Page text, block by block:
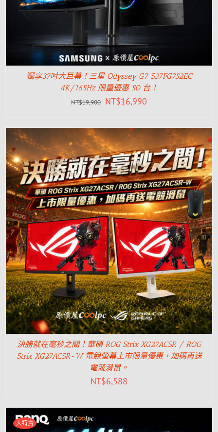
獨享37吋大巨幕！三星 Odyssey G7 S37FG752EC
4K/165Hz 限量優惠 50 台！
NT$19,900 NT$16,990
決勝就在毫秒之間！華碩 ROG Strix XG27ACSR / ROG
Strix XG27ACSR-W 電競螢幕上市限量優惠，加碼再送
電競滑鼠。
NT$6,588
大特賣